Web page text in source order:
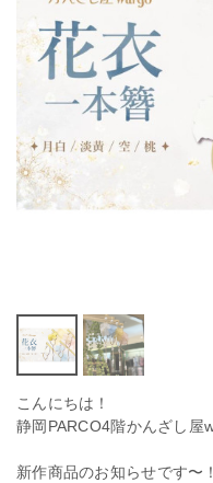
こんにちは！
新作商品のお知らせです〜！